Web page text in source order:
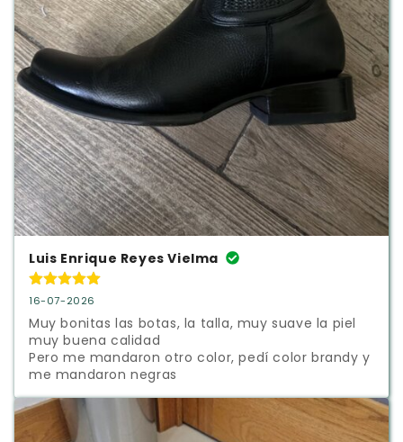
Luis Enrique Reyes Vielma
16-07-2026
Muy bonitas las botas, la talla, muy suave la piel
muy buena calidad
Pero me mandaron otro color, pedí color brandy y
me mandaron negras